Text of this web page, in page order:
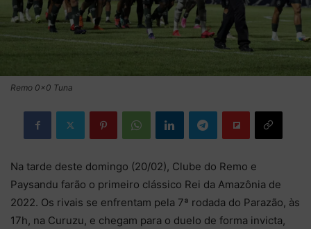
Remo 0×0 Tuna
Na tarde deste domingo (20/02), Clube do Remo e
Paysandu farão o primeiro clássico Rei da Amazônia de
2022. Os rivais se enfrentam pela 7ª rodada do Parazão, às
17h, na Curuzu, e chegam para o duelo de forma invicta,